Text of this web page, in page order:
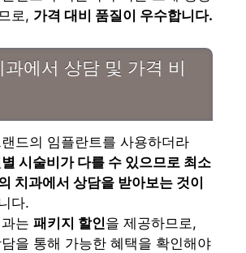
로, 가격 대비 품질이 우수합니다.
과에서 상담 및 가격 비
드의 임플란트를 사용하더라
시술비가 다를 수 있으므로 최소
치과에서 상담을 받아보는 것이
다.
는 패키지 할인을 제공하므로,
을 통해 가능한 혜택을 확인해야